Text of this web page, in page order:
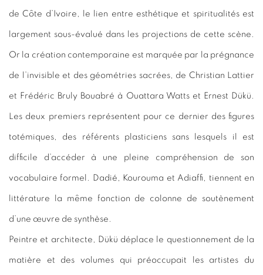
de Côte d’Ivoire, le lien entre esthétique et spiritualités est
largement sous-évalué dans les projections de cette scène.
Or la création contemporaine est marquée par la prégnance
de l’invisible et des géométries sacrées, de Christian Lattier
et Frédéric Bruly Bouabré à Ouattara Watts et Ernest Dükü.
Les deux premiers représentent pour ce dernier des figures
totémiques, des référents plasticiens sans lesquels il est
difficile d’accéder à une pleine compréhension de son
vocabulaire formel. Dadié, Kourouma et Adiaffi, tiennent en
littérature la même fonction de colonne de soutènement
d’une œuvre de synthèse.
Peintre et architecte, Dükü déplace le questionnement de la
matière et des volumes qui préoccupait les artistes du